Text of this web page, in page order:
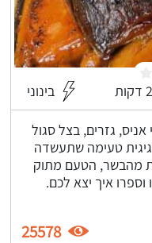
בינוני
גזרים, בצל סגול
טעימה שתעשדה
מהבשר, הטעם מתוק
איך יצא לכם.
25578